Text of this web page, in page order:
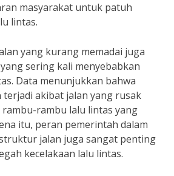
masyarakat untuk patuh
lintas.
yang kurang memadai juga
sering kali menyebabkan
Data menunjukkan bahwa
terjadi akibat jalan yang rusak
rambu lalu lintas yang
itu, peran pemerintah dalam
jalan juga sangat penting
kecelakaan lalu lintas.